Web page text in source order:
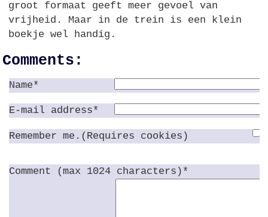
groot formaat geeft meer gevoel van
vrijheid. Maar in de trein is een klein
boekje wel handig.
Comments:
Name*
E-mail address*
Remember me.(Requires cookies)
Comment (max 1024 characters)*